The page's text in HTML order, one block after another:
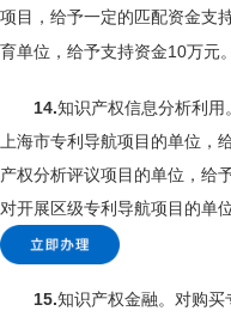
项目，给予一定的匹配资金支
育单位，给予支持资金10万元。
14.知识产权信息分析利用
上海市专利导航项目的单位，
产权分析评议项目的单位，给
对开展区级专利导航项目的单
15.知识产权金融。对购